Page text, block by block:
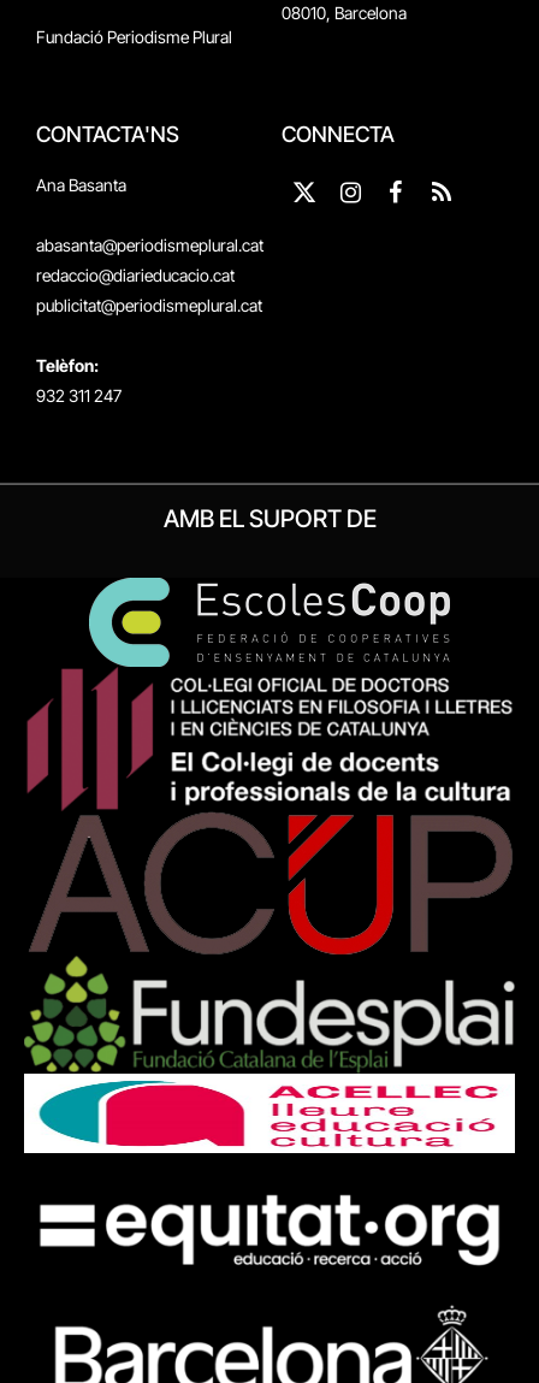
Fundació Periodisme Plural
08010, Barcelona
CONTACTA'NS
Ana Basanta
abasanta@periodismeplural.cat
redaccio@diarieducacio.cat
publicitat@periodismeplural.cat
Telèfon:
932 311 247
CONNECTA
X
InstagramFacebook
RSS
AMB EL SUPORT DE